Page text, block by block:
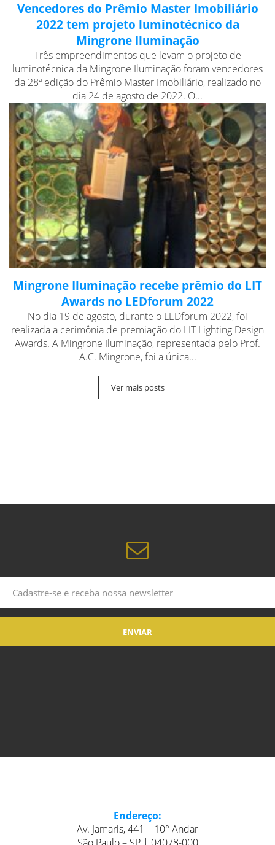
Vencedores do Prêmio Master Imobiliário
2022 tem projeto luminotécnico da
Mingrone Iluminação
Três empreendimentos que levam o projeto de
luminotécnica da Mingrone Iluminação foram vencedores
da 28ª edição do Prêmio Master Imobiliário, realizado no
dia 24 de agosto de 2022. O...
Mingrone Iluminação recebe prêmio do LIT
Awards no LEDforum 2022
No dia 19 de agosto, durante o LEDforum 2022, foi
realizada a cerimônia de premiação do LIT Lighting Design
Awards. A Mingrone Iluminação, representada pelo Prof.
A.C. Mingrone, foi a única...
Ver mais posts
Endereço:
Av. Jamaris, 441 – 10° Andar